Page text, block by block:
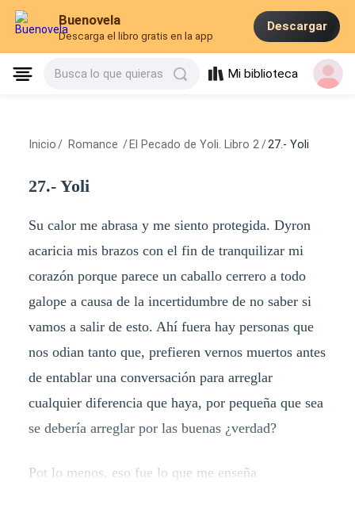
Buenovela
Descarga el libro gratis en la app
Descargar
Busca lo que quieras Mi biblioteca
Inicio / Romance / El Pecado de Yoli. Libro 2 / 27.- Yoli
27.- Yoli
Su calor me abrasa y me siento protegida. Dyron
acaricia mis brazos con el fin de tranquilizar mi
corazón porque parece un caballo cerrero a todo
galope a causa de la incertidumbre de no saber si
vamos a salir de esto. Ahí fuera hay personas que
nos odian tanto que, prefieren vernos muertos antes
de entablar una conversación para arreglar
cualquier diferencia que haya, por pequeña que sea
se debería arreglar por las buenas ¿verdad?
Pot lo menos, eso fue lo que me enseña